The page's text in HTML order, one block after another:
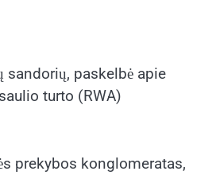
sandorių, paskelbė apie
turto (RWA)
prekybos konglomeratas,